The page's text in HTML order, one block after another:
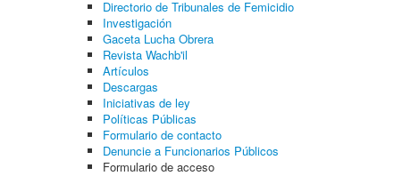
Directorio de Tribunales de Femicidio
Investigación
Gaceta Lucha Obrera
Revista Wachb'il
Artículos
Descargas
Iniciativas de ley
Políticas Públicas
Formulario de contacto
Denuncie a Funcionarios Públicos
Formulario de acceso